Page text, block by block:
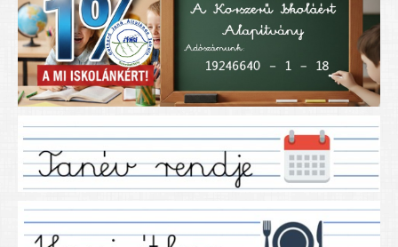
ISKOLÁNK
Igazgatói köszöntő
Iskolánkról
Tanáraink
Tanéveink
Régebbi tanéveink
2021/2022 tanév